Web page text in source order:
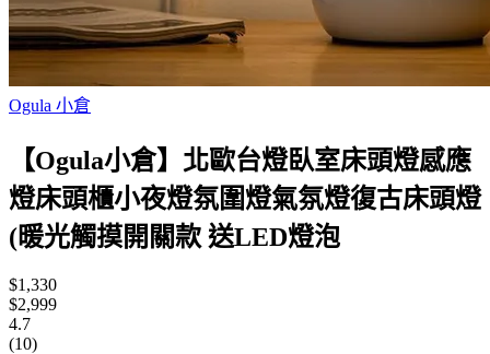
Ogula 小倉
【Ogula小倉】北歐台燈臥室床頭燈感應
燈床頭櫃小夜燈氛圍燈氣氛燈復古床頭燈
(暖光觸摸開關款 送LED燈泡
$1,330
$2,999
4.7
(10)